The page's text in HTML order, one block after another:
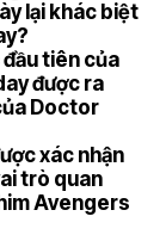
lại khác biệt
tiên của
được ra
Doctor
xác nhận
trò quan
Avengers